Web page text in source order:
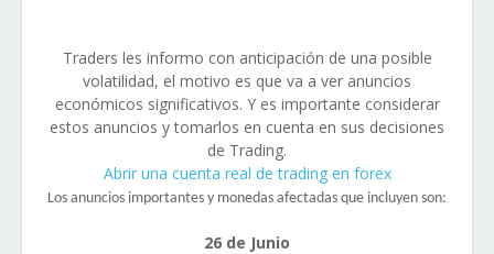
Traders les informo con anticipación de una posible
volatilidad, el motivo es que va a ver anuncios
económicos significativos. Y es importante considerar
estos anuncios y tomarlos en cuenta en sus decisiones
de Trading.
Abrir una cuenta real de trading en forex
Los anuncios importantes y monedas afectadas que incluyen son:
26 de Junio